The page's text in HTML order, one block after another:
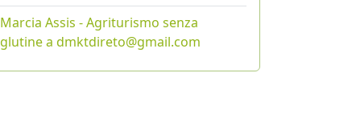
Marcia Assis - Agriturismo senza
glutine a dmktdireto@gmail.com